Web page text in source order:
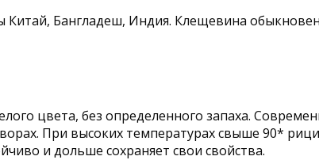
Бангладеш, Индия. Клещевина
цвета, без определенного запаха.
При высоких температурах свыше 90*
и дольше сохраняет свои свойства.